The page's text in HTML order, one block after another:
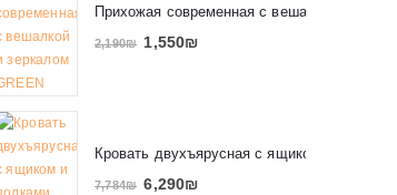
Прихожая современная с вешалкой и
2,190₪ 1,550₪
Кровать двухъярусная с ящиком и
7,784₪ 6,290₪